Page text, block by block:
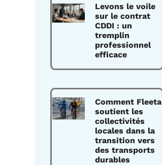
Levons le voile
sur le contrat
CDDI : un
tremplin
professionnel
efficace
Comment Fleeta
soutient les
collectivités
locales dans la
transition vers
des transports
durables